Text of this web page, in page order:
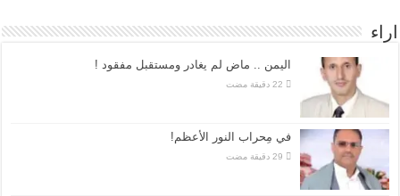
اراء
اليمن .. ماض لم يغادر ومستقبل مفقود !
في مِحراب النور الأعظم!